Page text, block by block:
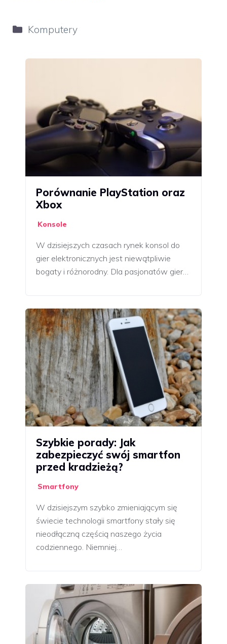
Kategorie
Komputery
Porównanie PlayStation oraz
Xbox
Konsole
W dzisiejszych czasach rynek konsol do
gier elektronicznych jest niewątpliwie
bogaty i różnorodny. Dla pasjonatów gier…
Szybkie porady: Jak
zabezpieczyć swój smartfon
przed kradzieżą?
Smartfony
W dzisiejszym szybko zmieniającym się
świecie technologii smartfony stały się
nieodłączną częścią naszego życia
codziennego. Niemniej…